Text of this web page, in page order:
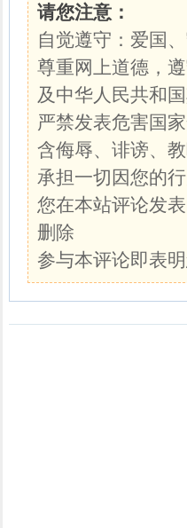
请您注意：
自觉遵守：爱国
尊重网上道德，
及中华人民共和
严禁发表危害国
含侮辱、诽谤、
承担一切因您的
您在本站评论发
删除
参与本评论即表